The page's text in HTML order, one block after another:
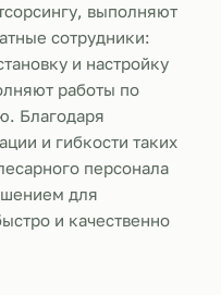
выполняют
сотрудники:
и настройку
работы по
Благодаря
и гибкости таких
персонала
для
и качественно